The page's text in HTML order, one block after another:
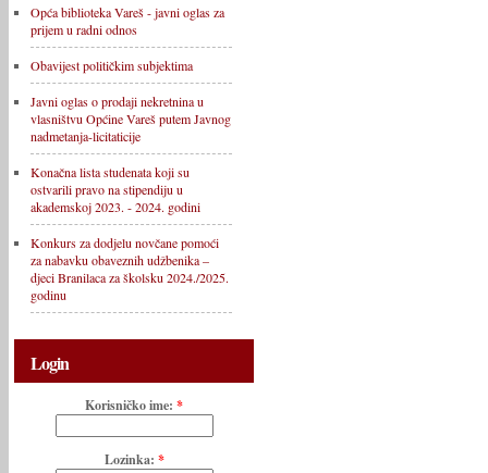
Opća biblioteka Vareš - javni oglas za
prijem u radni odnos
Obavijest političkim subjektima
Javni oglas o prodaji nekretnina u
vlasništvu Općine Vareš putem Javnog
nadmetanja-licitaticije
Konačna lista studenata koji su
ostvarili pravo na stipendiju u
akademskoj 2023. - 2024. godini
Konkurs za dodjelu novčane pomoći
za nabavku obaveznih udžbenika –
djeci Branilaca za školsku 2024./2025.
godinu
Login
Korisničko ime: *
Lozinka: *